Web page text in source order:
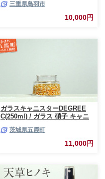
三重県鳥羽市
10,000円
ガラスキャニスターDEGREE
C(250ml) / ガラス 硝子 キャニ
耐熱 一生もの 職人 こだわり
JIDA デザインミュージアムセ
レクション 茨城県 五霞町
茨城県五霞町
11,000円